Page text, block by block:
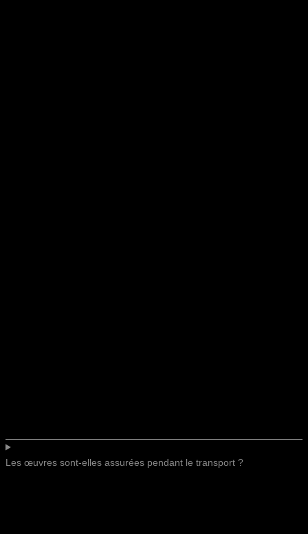
Les œuvres sont-elles assurées pendant le transport ?